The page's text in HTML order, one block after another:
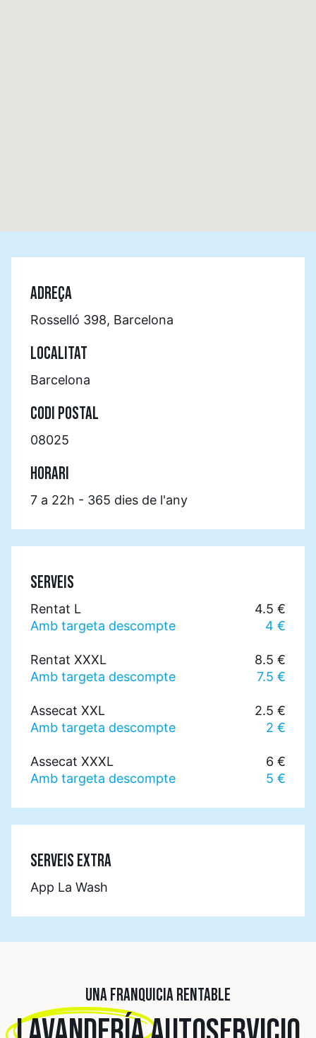
ADREÇA
Rosselló 398, Barcelona
LOCALITAT
Barcelona
CODI POSTAL
08025
HORARI
7 a 22h - 365 dies de l'any
SERVEIS
Rentat L
4.5 €
Amb targeta descompte
4 €
Rentat XXXL
8.5 €
Amb targeta descompte
7.5 €
Assecat XXL
2.5 €
Amb targeta descompte
2 €
Assecat XXXL
6 €
Amb targeta descompte
5 €
SERVEIS EXTRA
App La Wash
UNA FRANQUICIA RENTABLE